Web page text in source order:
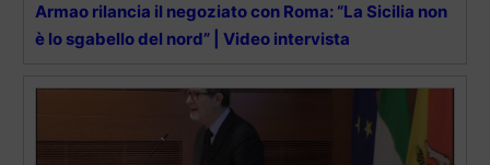
Armao rilancia il negoziato con Roma: “La Sicilia non
è lo sgabello del nord” | Video intervista